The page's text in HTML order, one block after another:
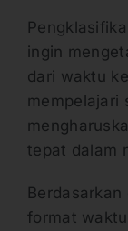
ingin
dari waktu
mempelajari
tepat dalam
format